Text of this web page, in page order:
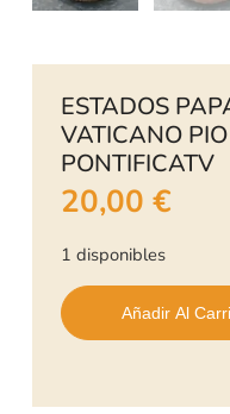
ESTADOS
VATICANO
PONTIFICATV
20,00 €
1 disponibles
Añadir Al